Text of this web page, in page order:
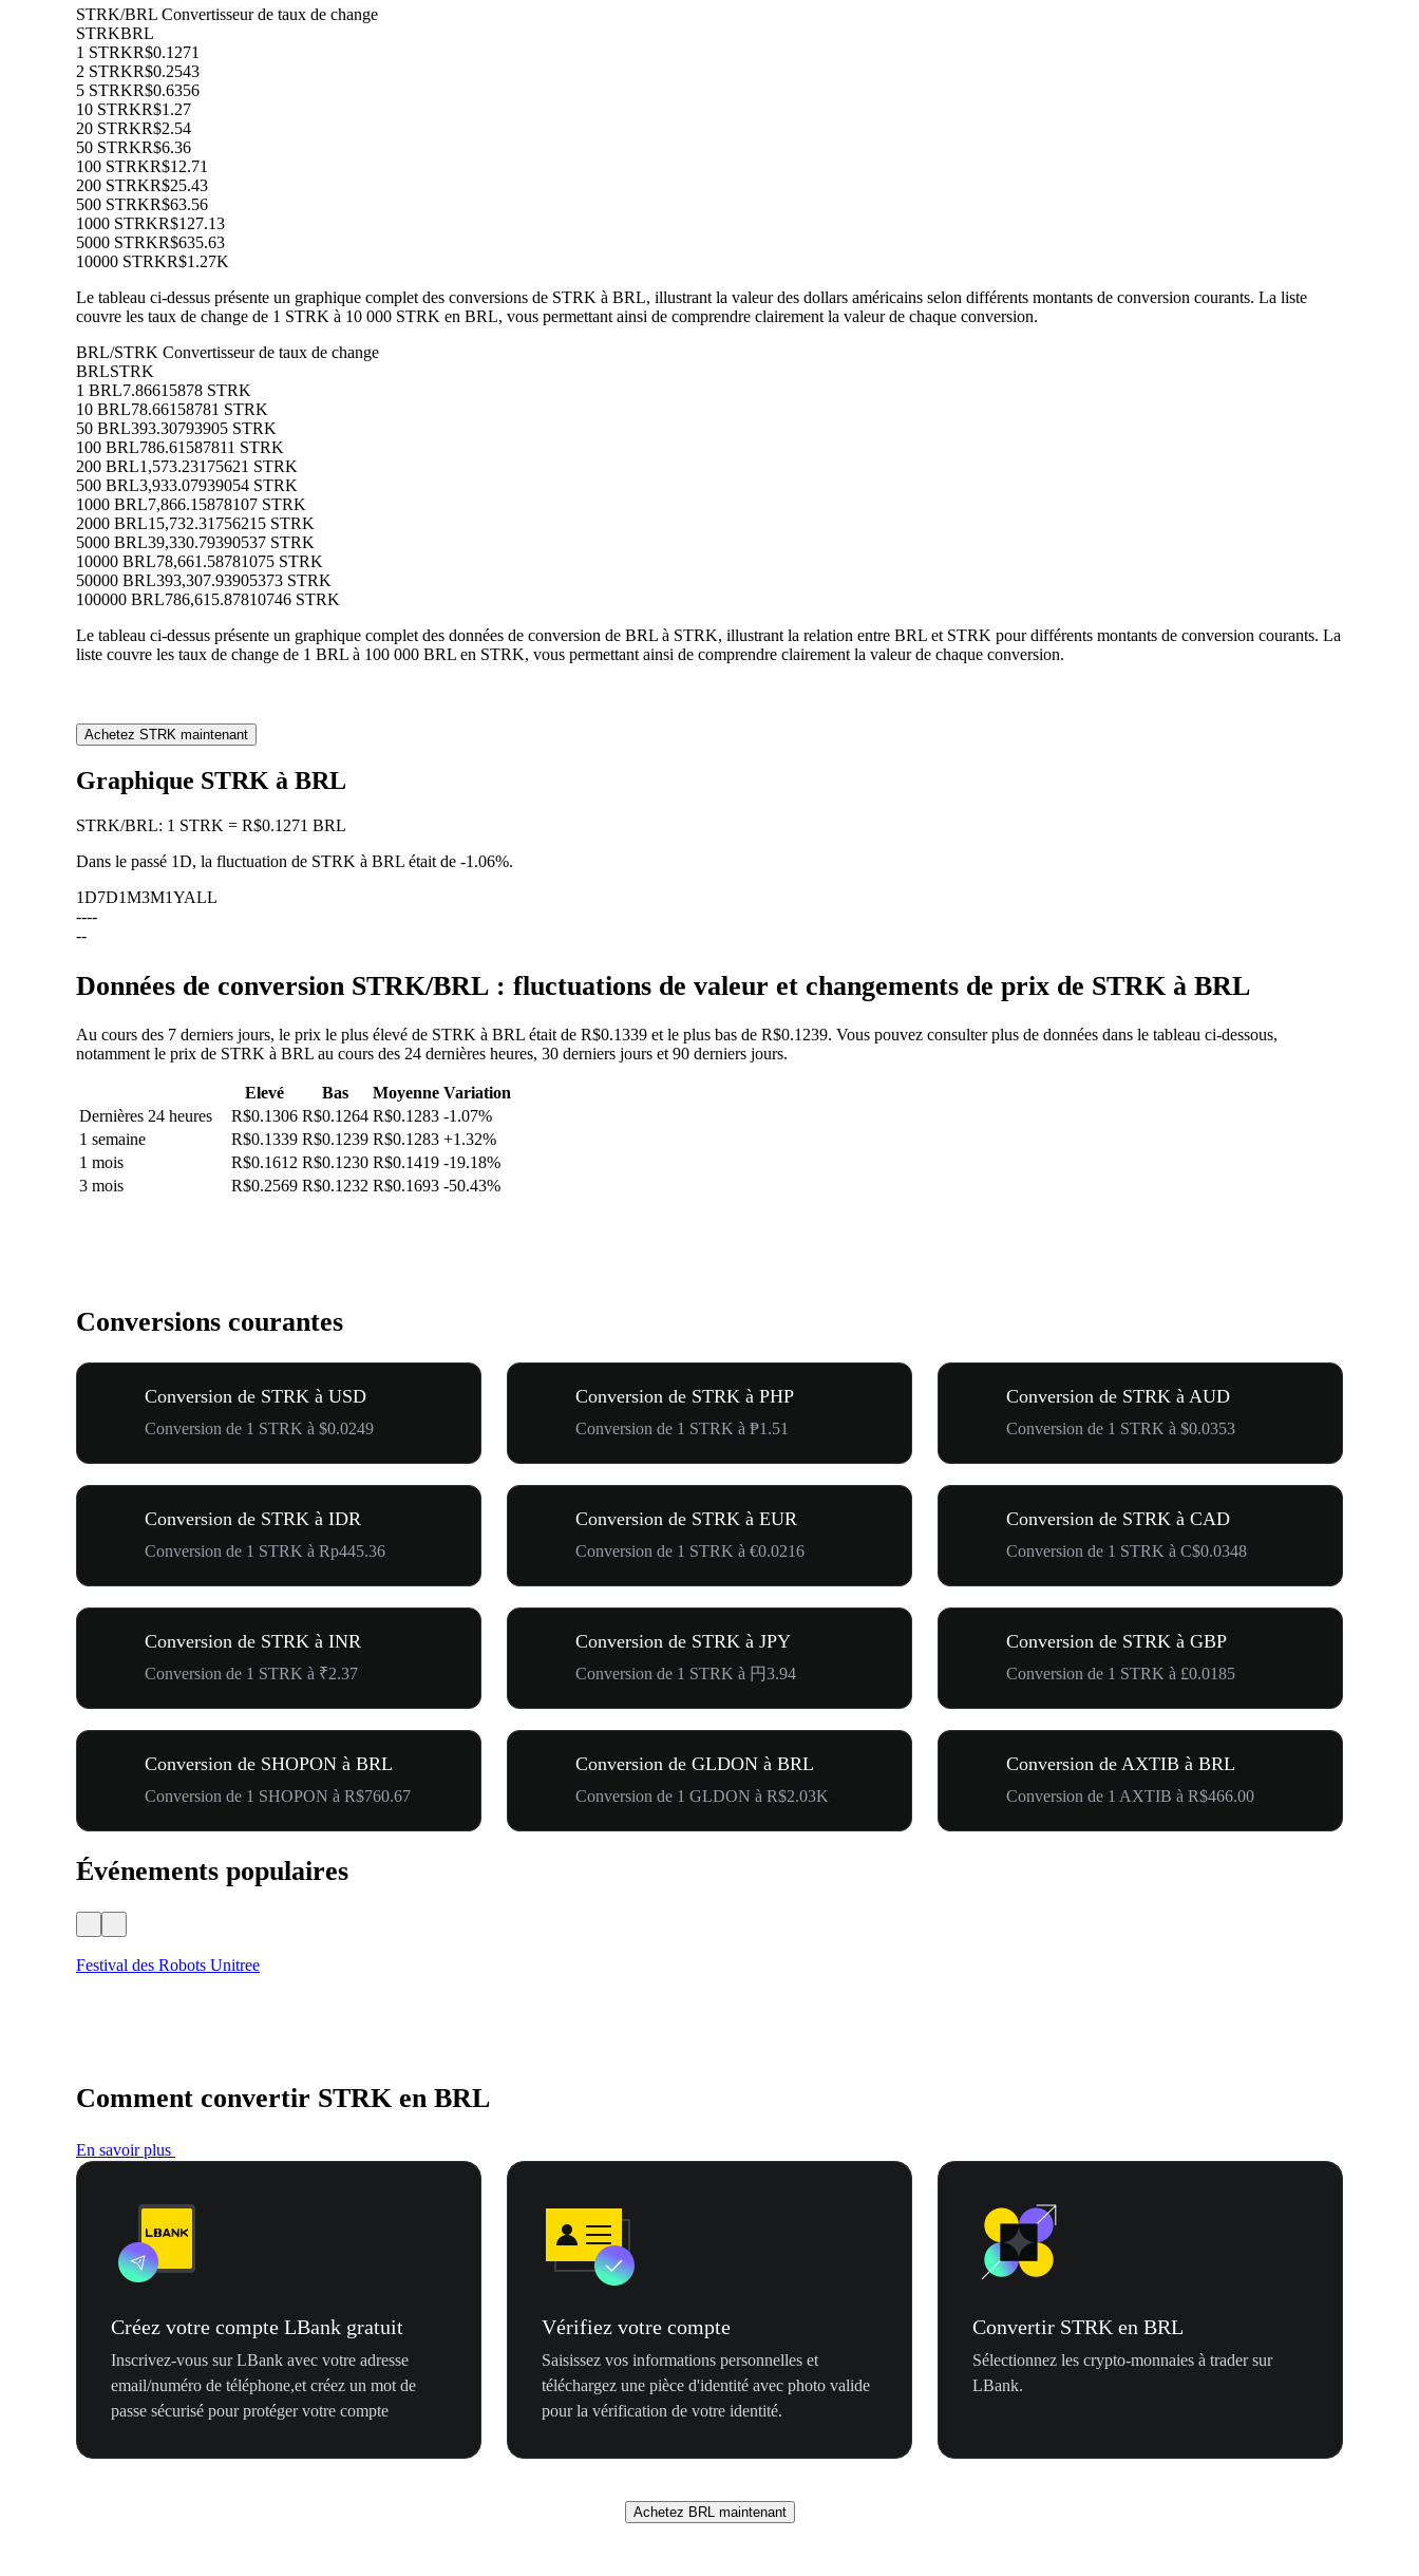
STRK/BRL Convertisseur de taux de change
STRKBRL
1 STRKR$0.1271
2 STRKR$0.2543
5 STRKR$0.6356
10 STRKR$1.27
20 STRKR$2.54
50 STRKR$6.36
100 STRKR$12.71
200 STRKR$25.43
500 STRKR$63.56
1000 STRKR$127.13
5000 STRKR$635.63
10000 STRKR$1.27K
Le tableau ci-dessus présente un graphique complet des conversions de STRK à BRL, illustrant la valeur des dollars américains selon différents montants de conversion courants. La liste
couvre les taux de change de 1 STRK à 10 000 STRK en BRL, vous permettant ainsi de comprendre clairement la valeur de chaque conversion.
BRL/STRK Convertisseur de taux de change
BRLSTRK
1 BRL7.86615878 STRK
10 BRL78.66158781 STRK
50 BRL393.30793905 STRK
100 BRL786.61587811 STRK
200 BRL1,573.23175621 STRK
500 BRL3,933.07939054 STRK
1000 BRL7,866.15878107 STRK
2000 BRL15,732.31756215 STRK
5000 BRL39,330.79390537 STRK
10000 BRL78,661.58781075 STRK
50000 BRL393,307.93905373 STRK
100000 BRL786,615.87810746 STRK
Le tableau ci-dessus présente un graphique complet des données de conversion de BRL à STRK, illustrant la relation entre BRL et STRK pour différents montants de conversion courants. La
liste couvre les taux de change de 1 BRL à 100 000 BRL en STRK, vous permettant ainsi de comprendre clairement la valeur de chaque conversion.
Achetez STRK maintenant
Graphique STRK à BRL
STRK/BRL: 1 STRK = R$0.1271 BRL
Dans le passé 1D, la fluctuation de STRK à BRL était de -1.06%.
1D7D1M3M1YALL
----
--
Données de conversion STRK/BRL : fluctuations de valeur et changements de prix de STRK à BRL
Au cours des 7 derniers jours, le prix le plus élevé de STRK à BRL était de R$0.1339 et le plus bas de R$0.1239. Vous pouvez consulter plus de données dans le tableau ci-dessous,
notamment le prix de STRK à BRL au cours des 24 dernières heures, 30 derniers jours et 90 derniers jours.
Elevé Bas Moyenne Variation
Dernières 24 heures
R$0.1306 R$0.1264 R$0.1283 -1.07%
1 semaine
R$0.1339 R$0.1239 R$0.1283 +1.32%
1 mois
R$0.1612 R$0.1230 R$0.1419 -19.18%
3 mois
R$0.2569 R$0.1232 R$0.1693 -50.43%
Conversions courantes
Conversion de STRK à USD
Conversion de 1 STRK à $0.0249
Conversion de STRK à PHP
Conversion de 1 STRK à ₱1.51
Conversion de STRK à AUD
Conversion de 1 STRK à $0.0353
Conversion de STRK à IDR
Conversion de 1 STRK à Rp445.36
Conversion de STRK à EUR
Conversion de 1 STRK à €0.0216
Conversion de STRK à CAD
Conversion de 1 STRK à C$0.0348
Conversion de STRK à INR
Conversion de 1 STRK à ₹2.37
Conversion de STRK à JPY
Conversion de 1 STRK à 円3.94
Conversion de STRK à GBP
Conversion de 1 STRK à £0.0185
Conversion de SHOPON à BRL
Conversion de 1 SHOPON à R$760.67
Conversion de GLDON à BRL
Conversion de 1 GLDON à R$2.03K
Conversion de AXTIB à BRL
Conversion de 1 AXTIB à R$466.00
Événements populaires
Festival des Robots Unitree
Comment convertir STRK en BRL
En savoir plus
Créez votre compte LBank gratuit
Inscrivez-vous sur LBank avec votre adresse
email/numéro de téléphone,et créez un mot de
passe sécurisé pour protéger votre compte
Vérifiez votre compte
Saisissez vos informations personnelles et
téléchargez une pièce d'identité avec photo valide
pour la vérification de votre identité.
Convertir STRK en BRL
Sélectionnez les crypto-monnaies à trader sur
LBank.
Achetez BRL maintenant